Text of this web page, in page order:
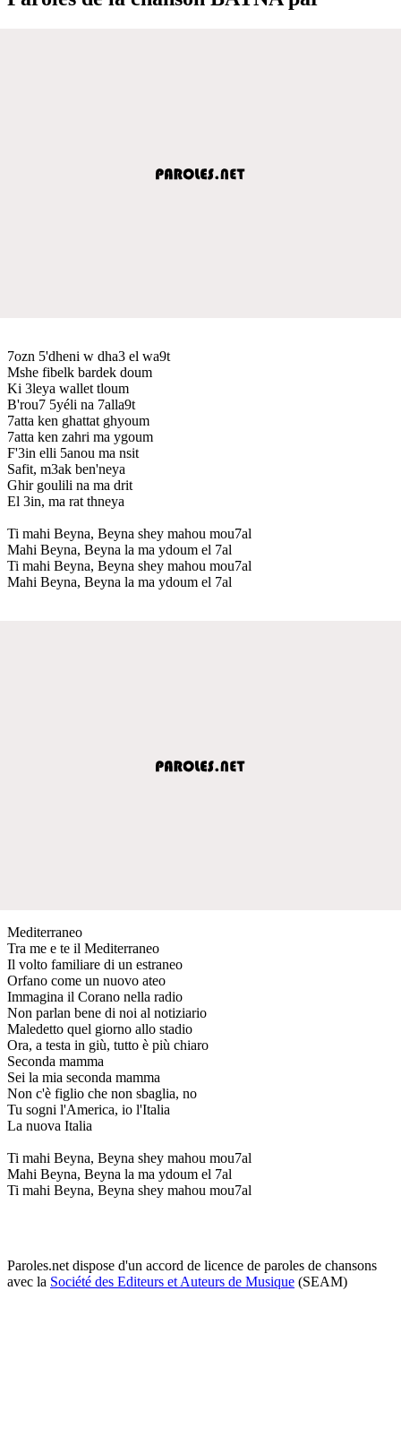
7ozn 5'dheni w dha3 el wa9t
Mshe fibelk bardek doum
Ki 3leya wallet tloum
B'rou7 5yéli na 7alla9t
7atta ken ghattat ghyoum
7atta ken zahri ma ygoum
F'3in elli 5anou ma nsit
Safit, m3ak ben'neya
Ghir goulili na ma drit
El 3in, ma rat thneya
Ti mahi Beyna, Beyna shey mahou mou7al
Mahi Beyna, Beyna la ma ydoum el 7al
Ti mahi Beyna, Beyna shey mahou mou7al
Mahi Beyna, Beyna la ma ydoum el 7al
Mediterraneo
Tra me e te il Mediterraneo
Il volto familiare di un estraneo
Orfano come un nuovo ateo
Immagina il Corano nella radio
Non parlan bene di noi al notiziario
Maledetto quel giorno allo stadio
Ora, a testa in giù, tutto è più chiaro
Seconda mamma
Sei la mia seconda mamma
Non c'è figlio che non sbaglia, no
Tu sogni l'America, io l'Italia
La nuova Italia
Ti mahi Beyna, Beyna shey mahou mou7al
Mahi Beyna, Beyna la ma ydoum el 7al
Ti mahi Beyna, Beyna shey mahou mou7al
Paroles.net dispose d'un accord de licence de paroles de chansons
avec la Société des Editeurs et Auteurs de Musique (SEAM)